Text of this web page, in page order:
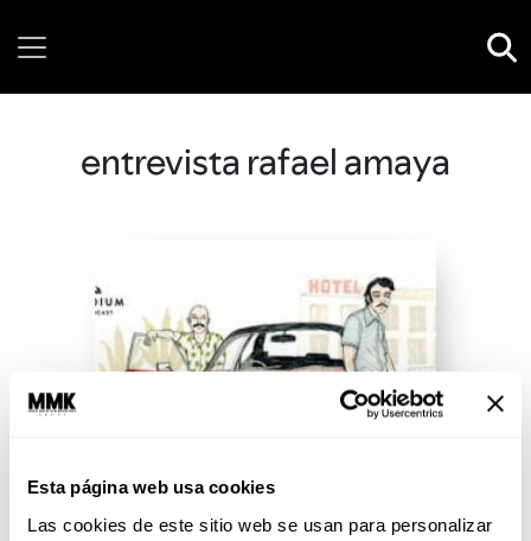
Esta página web usa cookies
Las cookies de este sitio web se usan para personalizar
entrevista rafael amaya